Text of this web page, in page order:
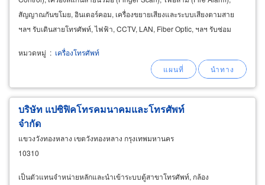
สัญญาณกันขโมย, อินเตอร์คอม, เครื่องขยายเสียงและระบบเสียงตามสาย
ฯลฯ รับเดินสายโทรศัพท์, ไฟฟ้า, CCTV, LAN, Fiber Optic, ฯลฯ รับซ่อม
หมวดหมู่ : เครื่องโทรศัพท์
บริษัท แปซิฟิคโทรคมนาคมและโทรศัพท์
จำกัด
แขวงวังทองหลาง เขตวังทองหลาง กรุงเทพมหานคร
10310
เป็นตัวแทนจำหน่ายหลักและนำเข้าระบบตู้สาขาโทรศัพท์, กล้อง